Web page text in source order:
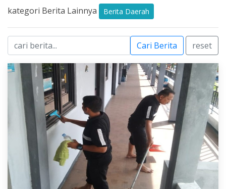
kategori Berita Lainnya Berita Daerah
Cari Berita reset